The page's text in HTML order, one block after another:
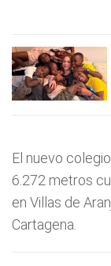
El nuevo
6.272 metros
en Villas de
Cartagena.